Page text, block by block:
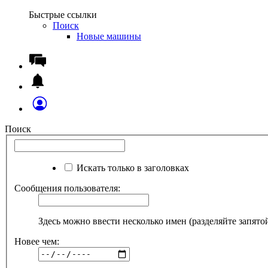
Быстрые ссылки
Поиск
Новые машины
Поиск
Искать только в заголовках
Сообщения пользователя:
Здесь можно ввести несколько имен (разделяйте
Новее чем: